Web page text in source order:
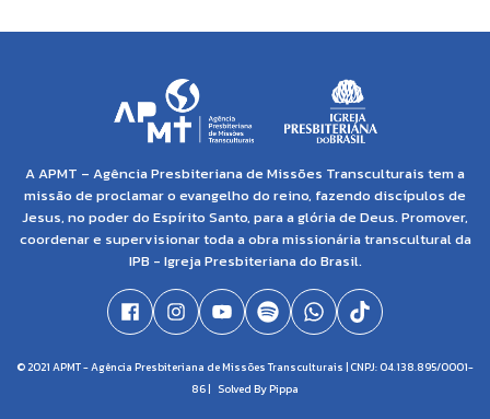
A APMT – Agência Presbiteriana de Missões Transculturais tem a
missão de proclamar o evangelho do reino, fazendo discípulos de
Jesus, no poder do Espírito Santo, para a glória de Deus. Promover,
coordenar e supervisionar toda a obra missionária transcultural da
IPB - Igreja Presbiteriana do Brasil.
© 2021 APMT - Agência Presbiteriana de Missões Transculturais | CNPJ: 04.138.895/0001-
86 | Solved By Pippa